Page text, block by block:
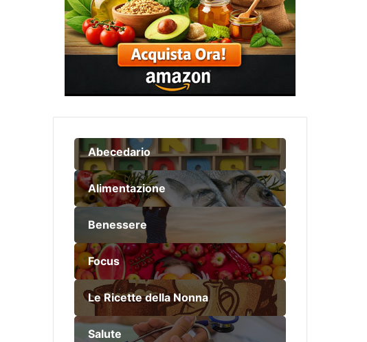
Abecedario
Alimentazione
Benessere
Focus
Le Ricette della Nonna
Salute